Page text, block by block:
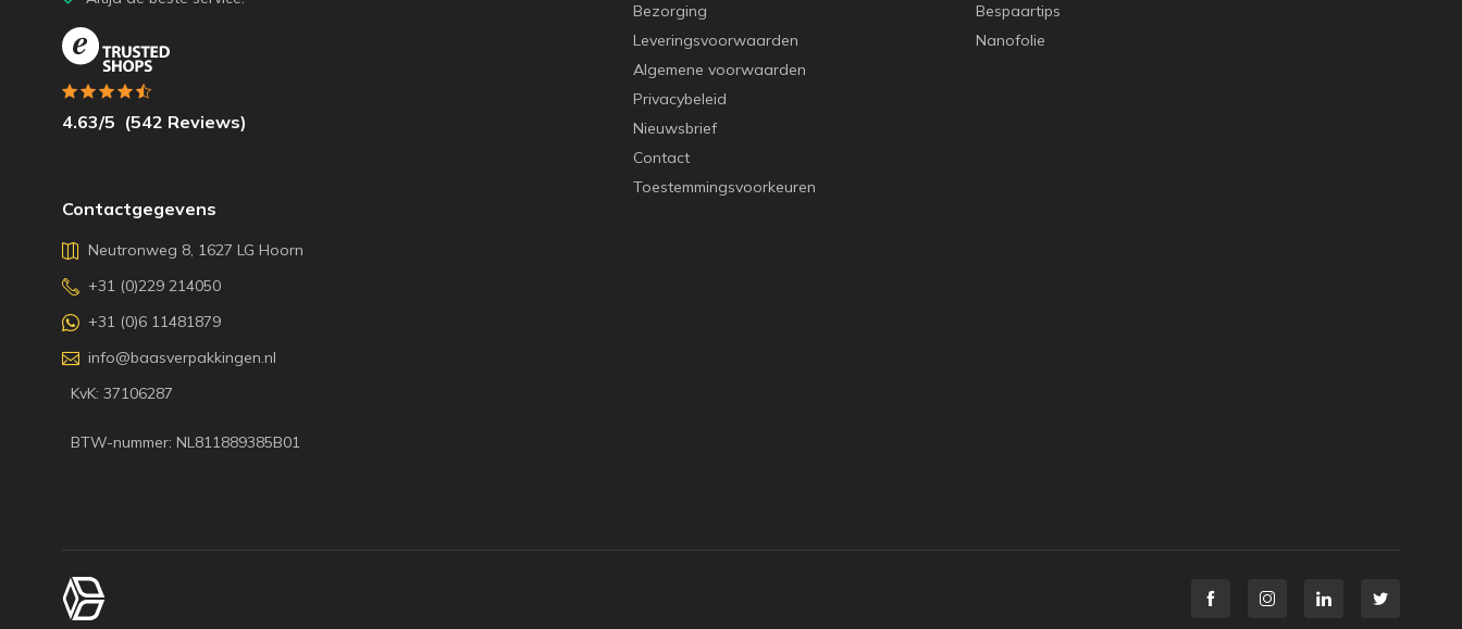
Bezorging
Leveringsvoorwaarden
Algemene voorwaarden
Privacybeleid
Nieuwsbrief
Contact
Toestemmingsvoorkeuren
Bespaartips
Nanofolie
Contactgegevens
Neutronweg 8, 1627 LG Hoorn
+31 (0)229 214050
+31 (0)6 11481879
info@baasverpakkingen.nl
KvK: 37106287
BTW-nummer: NL811889385B01
4.63/5 (542 Reviews)